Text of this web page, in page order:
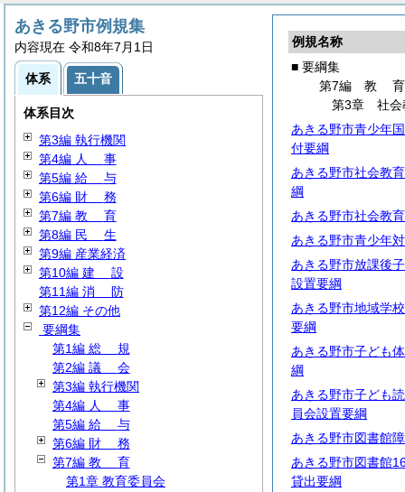
例規名称
■ 要綱集
第7編 教育
第3章 社会
あきる野市青少年
付要綱
あきる野市社会教
綱
あきる野市社会教
あきる野市青少年
あきる野市放課後
設置要綱
あきる野市地域学
要綱
あきる野市子ども
綱
あきる野市子ども
員会設置要綱
あきる野市図書館
あきる野市図書館
貸出要綱
あきる野市例規集
内容現在 令和8年7月1日
体系 五十音
体系目次
第2編
第3編 執行機関
第4編 人 事
第5編 給 与
第6編 財 務
第7編 教 育
第8編 民 生
第9編 産業経済
第10編 建 設
第11編 消 防
第12編 その他
要綱集
第1編 総 規
第2編 議 会
第3編 執行機関
第4編 人 事
第5編 給 与
第6編 財 務
第7編 教 育
第1章 教育委員会